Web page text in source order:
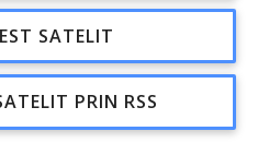
SATELIT
PRIN RSS